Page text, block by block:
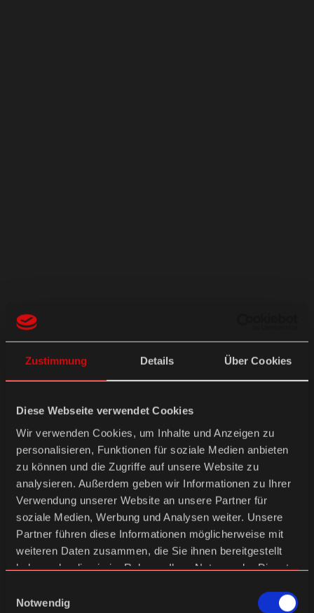
Zustimmung Details Über Cookies
Diese Webseite verwendet Cookies
Wir verwenden Cookies, um Inhalte und Anzeigen zu
personalisieren, Funktionen für soziale Medien anbieten
zu können und die Zugriffe auf unsere Website zu
analysieren. Außerdem geben wir Informationen zu Ihrer
Verwendung unserer Website an unsere Partner für
soziale Medien, Werbung und Analysen weiter. Unsere
Partner führen diese Informationen möglicherweise mit
weiteren Daten zusammen, die Sie ihnen bereitgestellt
haben oder die sie im Rahmen Ihrer Nutzung der Dienste
Notwendig
PACKING SOLUTIONS